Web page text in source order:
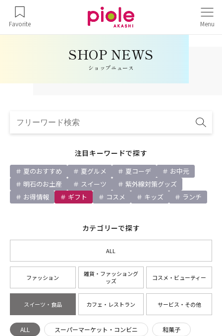
Favorite Menu
ショップニュース
注目キーワードで探す
夏のおすすめ 夏グルメ 夏コーデ
お中元
明石のお土産
スイーツ
紫外線対策グッズ
お得情報
ギフト コスメ キッズ ランチ
カテゴリーで探す
ALL
ファッション
雑貨・ファッショング
ッズ
コスメ・ビューティー
スイーツ・食品 カフェ・レストラン サービス・その他
ALL スーパーマーケット・コンビニ 和菓子